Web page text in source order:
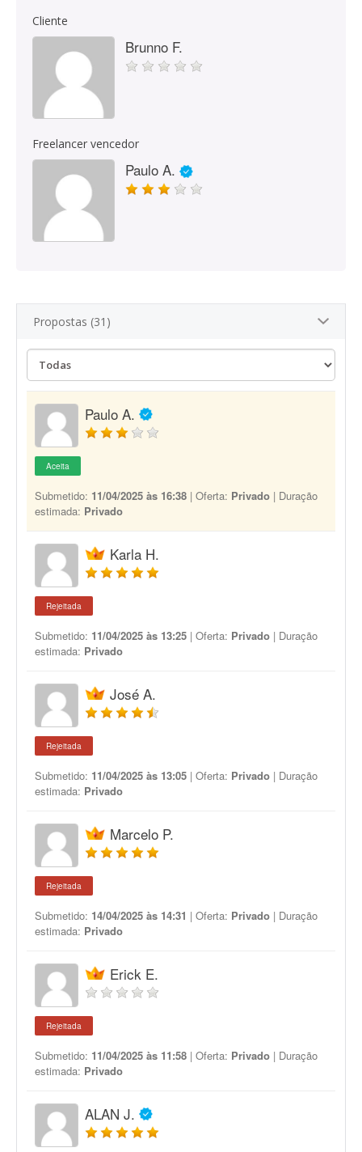
Cliente
Brunno F.
Freelancer vencedor
Paulo A.
Propostas (31)
Paulo A.
Aceita
Submetido: 11/04/2025 às 16:38 | Oferta: Privado | Duração
estimada: Privado
Karla H.
Rejeitada
Submetido: 11/04/2025 às 13:25 | Oferta: Privado | Duração
estimada: Privado
José A.
Rejeitada
Submetido: 11/04/2025 às 13:05 | Oferta: Privado | Duração
estimada: Privado
Marcelo P.
Rejeitada
Submetido: 14/04/2025 às 14:31 | Oferta: Privado | Duração
estimada: Privado
Erick E.
Rejeitada
Submetido: 11/04/2025 às 11:58 | Oferta: Privado | Duração
estimada: Privado
ALAN J.